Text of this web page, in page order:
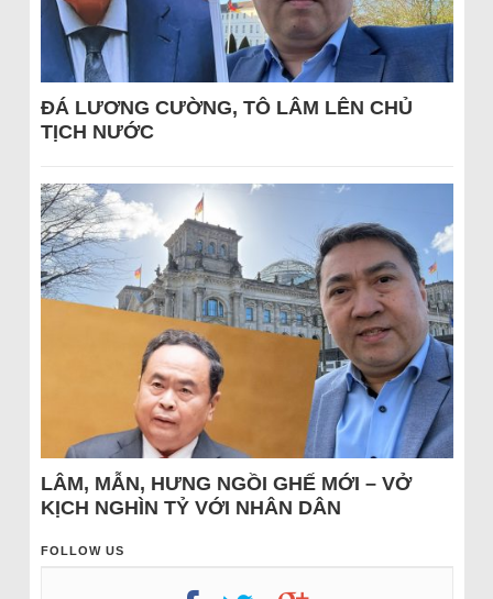
ĐÁ LƯƠNG CƯỜNG, TÔ LÂM LÊN CHỦ
TỊCH NƯỚC
LÂM, MẪN, HƯNG NGỒI GHẾ MỚI – VỞ
KỊCH NGHÌN TỶ VỚI NHÂN DÂN
FOLLOW US